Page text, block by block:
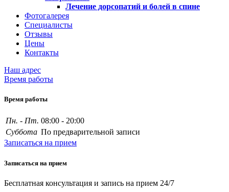
Лечение дорсопатий и болей в спине
Фотогалерея
Специалисты
Отзывы
Цены
Контакты
Наш адрес
Время работы
Время работы
Пн. - Пт. 08:00 - 20:00
Суббота По предварительной записи
Записаться на прием
Записаться на прием
Бесплатная консультация и запись на прием 24/7